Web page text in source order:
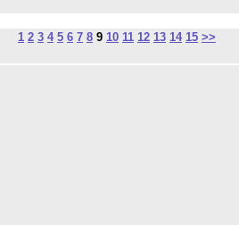
1 2 3 4 5 6 7 8 9 10 11 12 13 14 15 >>